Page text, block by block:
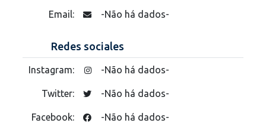
Email: -Não há dados-
Redes sociales
Instagram: -Não há dados-
Twitter: -Não há dados-
Facebook: -Não há dados-